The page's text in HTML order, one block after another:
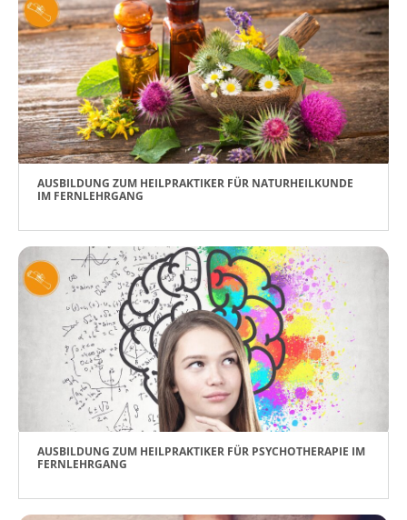
AUSBILDUNG ZUM HEILPRAKTIKER FÜR NATURHEILKUNDE
IM FERNLEHRGANG
AUSBILDUNG ZUM HEILPRAKTIKER FÜR PSYCHOTHERAPIE IM
FERNLEHRGANG